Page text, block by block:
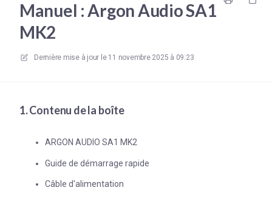
Manuel : Argon Audio SA1
MK2
Dernière mise à jour le 11 novembre 2025 à 09:23
1. Contenu de la boîte
ARGON AUDIO SA1 MK2
Guide de démarrage rapide
Câble d'alimentation